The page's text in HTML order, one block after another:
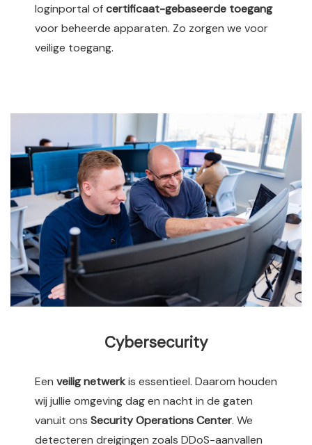
loginportal ofcertificaat-gebaseerde toegang
voor beheerde apparaten. Zo zorgen we voor
veilige toegang.
Cybersecurity
Een veilig netwerkis essentieel. Daarom houden
wij jullie omgeving dag en nacht in de gaten
vanuit ons Security Operations Center. We
detecteren dreigingen zoals DDoS-aanvallen